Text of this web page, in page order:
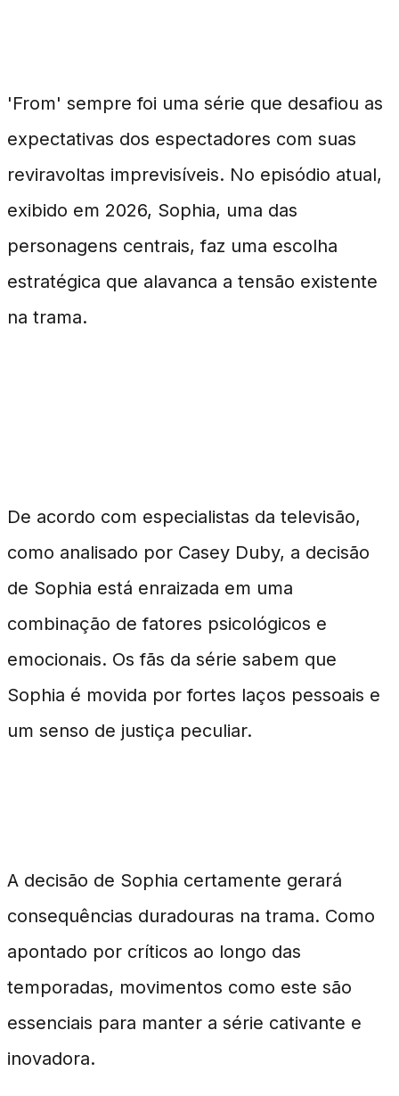
'From' sempre foi uma série que desafiou as
expectativas dos espectadores com suas
reviravoltas imprevisíveis. No episódio atual,
exibido em 2026, Sophia, uma das
personagens centrais, faz uma escolha
estratégica que alavanca a tensão existente
na trama.
De acordo com especialistas da televisão,
como analisado por Casey Duby, a decisão
de Sophia está enraizada em uma
combinação de fatores psicológicos e
emocionais. Os fãs da série sabem que
Sophia é movida por fortes laços pessoais e
um senso de justiça peculiar.
A decisão de Sophia certamente gerará
consequências duradouras na trama. Como
apontado por críticos ao longo das
temporadas, movimentos como este são
essenciais para manter a série cativante e
inovadora.